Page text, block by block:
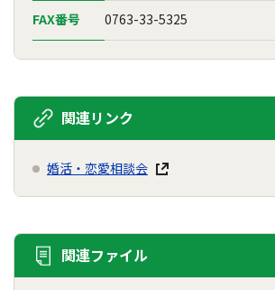
FAX番号 0763-33-5325
関連リンク
婚活・恋愛相談会
関連ファイル